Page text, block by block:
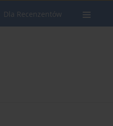
Dla Recenzentów